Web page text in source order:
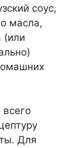
соус,
масла,
(или
Для